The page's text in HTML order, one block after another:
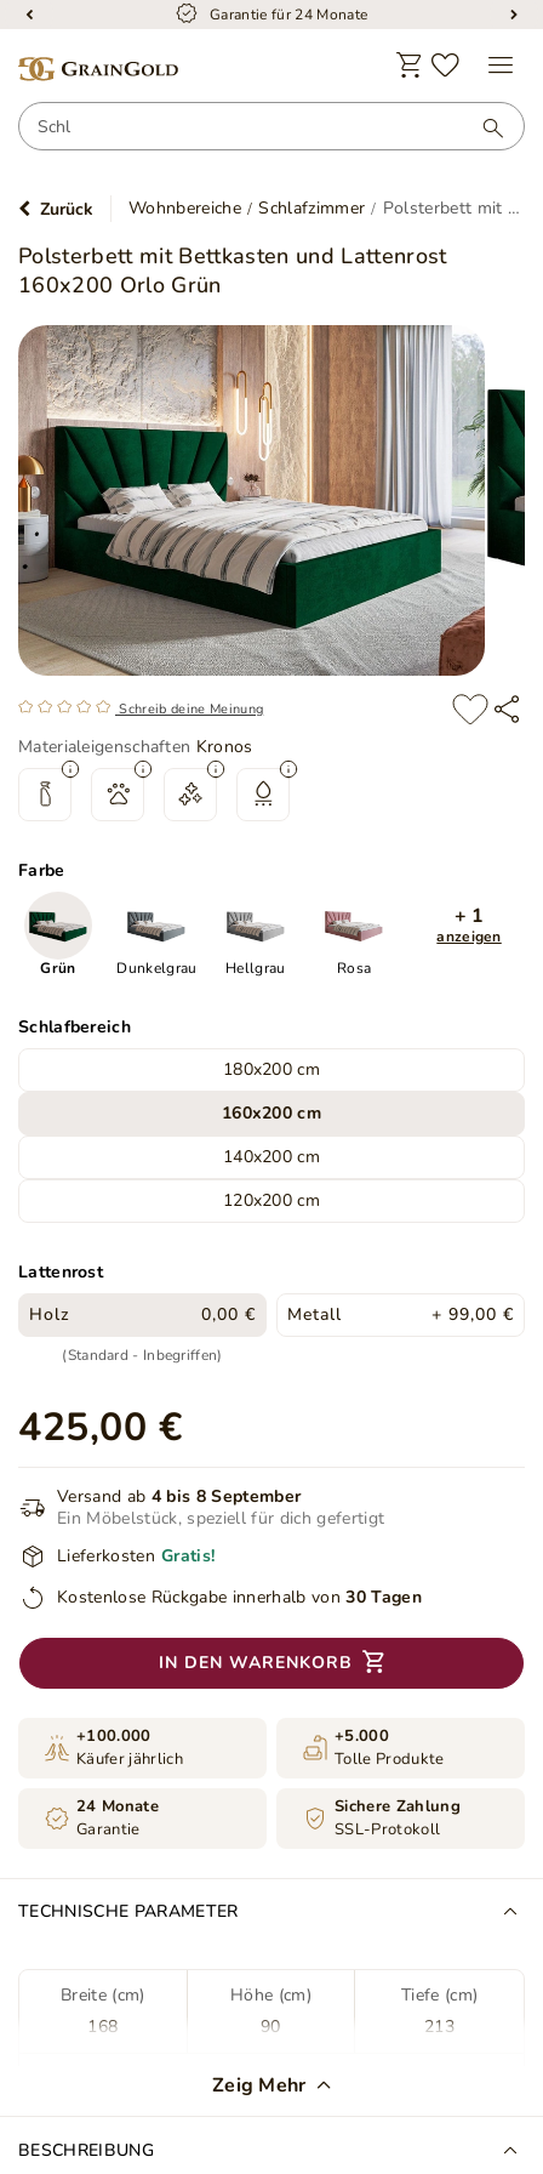
Kostenloser Versand
Zurück Wohnbereiche Schlafzimmer Polsterbett mit Bettkasten und Lattenrost 160x200 Orlo Grün
Polsterbett mit Bettkasten und Lattenrost
160x200 Orlo Grün
Schreib deine Meinung
Materialeigenschaften Kronos
Farbe
Grün Dunkelgrau Hellgrau Rosa
+ 1
anzeigen
Schlafbereich
180x200 cm
160x200 cm
140x200 cm
120x200 cm
Lattenrost
Holz
0,00 €
(Standard - Inbegriffen)
Metall + 99,00 €
425,00 €
Versand ab 4 bis 8 September
Ein Möbelstück, speziell für dich gefertigt
Lieferkosten Gratis!
Kostenlose Rückgabe innerhalb von 30 Tagen
IN DEN WARENKORB
+100.000
Käufer jährlich
+5.000
Tolle Produkte
24 Monate
Garantie
Sichere Zahlung
SSL-Protokoll
TECHNISCHE PARAMETER
Breite (cm)
168
Höhe (cm)
90
Tiefe (cm)
213
Grün
Zeig Mehr
BESCHREIBUNG